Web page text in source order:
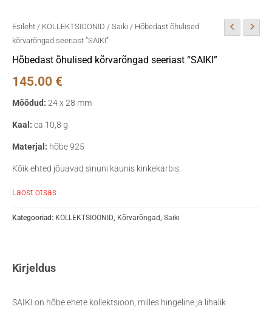
Esileht / KOLLEKTSIOONID / Saiki / Hõbedast õhulised
kõrvarõngad seeriast “SAIKI”
Hõbedast õhulised kõrvarõngad seeriast “SAIKI”
145.00 €
Mõõdud: 24 x 28 mm
Kaal: ca 10,8 g
Materjal: hõbe 925
Kõik ehted jõuavad sinuni kaunis kinkekarbis.
Laost otsas
Kategooriad: KOLLEKTSIOONID Kõrvarõngad Saiki
Kirjeldus
SAIKI on hõbe ehete kollektsioon, milles hingeline ja lihalik